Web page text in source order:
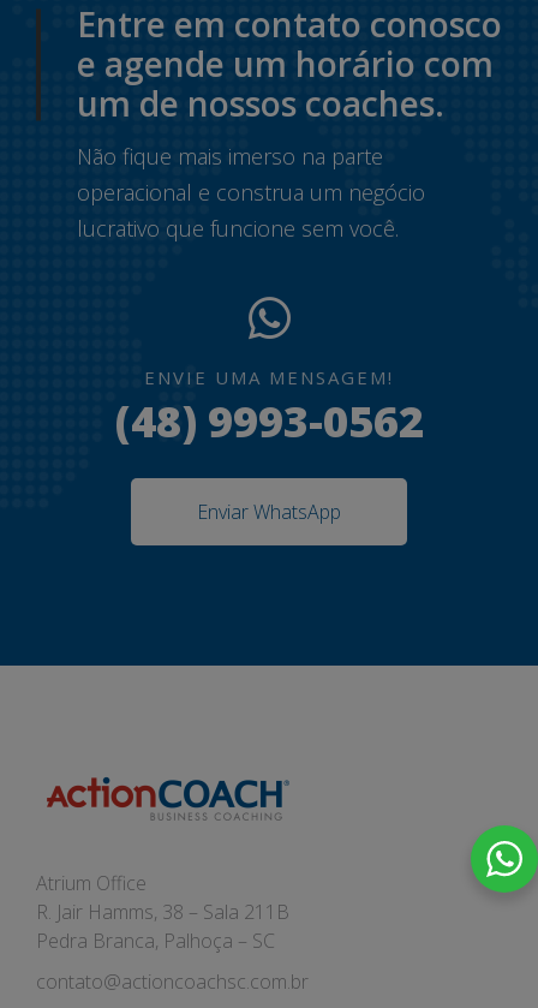
Entre em contato conosco
e agende um horário com
um de nossos coaches.
Não fique mais imerso na parte
operacional e construa um negócio
lucrativo que funcione sem você.
ENVIE UMA MENSAGEM!
(48) 9993-0562
Enviar WhatsApp
Atrium Office
R. Jair Hamms, 38 – Sala 211B
Pedra Branca, Palhoça – SC
contato@actioncoachsc.com.br